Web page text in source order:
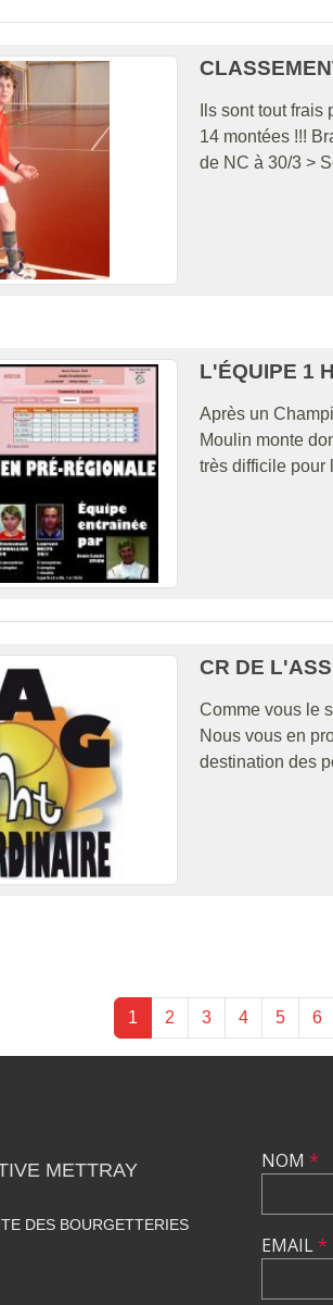
Ils sont tout
14 montées !!!
de NC à 30/3 >
L'ÉQUIPE 1
Après un
Moulin monte
très difficile pour
CR DE
Comme vous le
Nous vous en
destination des
1 2 3 4 5 6
METTRAY
DES BOURGETTERIES
NOM *
EMAIL*